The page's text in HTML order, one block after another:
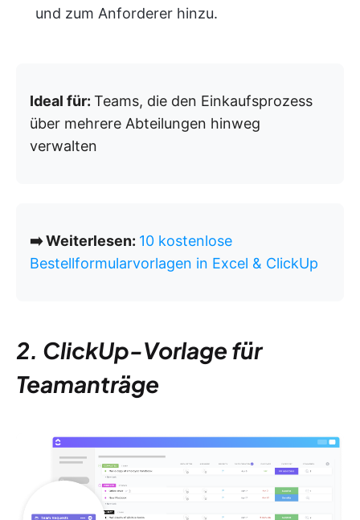
und zum Anforderer hinzu.
Ideal für: Teams, die den Einkaufsprozess
über mehrere Abteilungen hinweg
verwalten
➡️ Weiterlesen: 10 kostenlose
Bestellformularvorlagen in Excel & ClickUp
2. ClickUp-Vorlage für
Teamanträge